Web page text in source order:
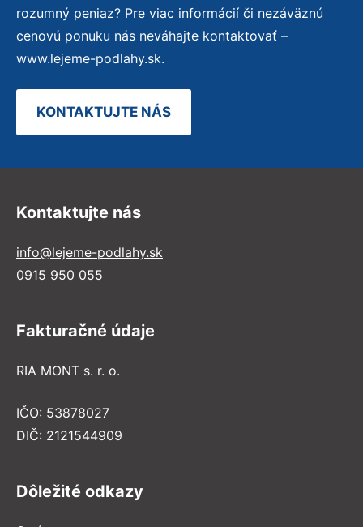
rozumný peniaz? Pre viac informácií či nezáväznú
cenovú ponuku nás neváhajte kontaktovať –
www.lejeme-podlahy.sk.
KONTAKTUJTE NÁS
Kontaktujte nás
info@lejeme-podlahy.sk
0915 950 055
Fakturačné údaje
RIA MONT s. r. o.
IČO: 53878027
DIČ: 2121544909
Dôležité odkazy